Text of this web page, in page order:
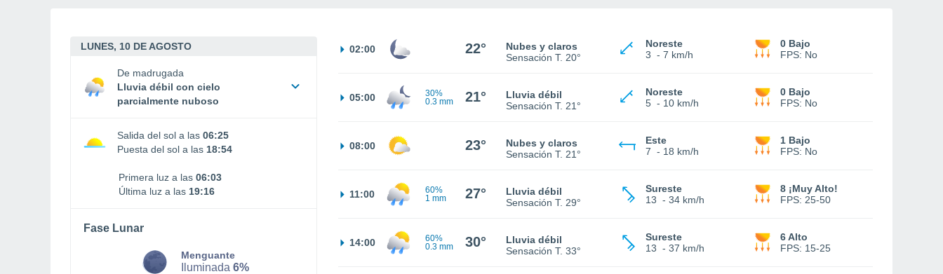
LUNES, 10 DE AGOSTO
De madrugada
Lluvia débil con cielo
parcialmente nuboso
Salida del sol a las 06:25
Puesta del sol a las 18:54
Primera luz a las 06:03
Última luz a las 19:16
Fase Lunar
Menguante
Iluminada 6%
02:00 22°
Nubes y claros
Sensación T. 20°
Noreste
3 - 7 km/h
0 Bajo
FPS: No
05:00
30%
0.3 mm
21°
Lluvia débil
Sensación T. 21°
Noreste
5 - 10 km/h
0 Bajo
FPS: No
08:00 23°
Nubes y claros
Sensación T. 21°
Este
7 - 18 km/h
1 Bajo
FPS: No
11:00
60%
1 mm
27°
Lluvia débil
Sensación T. 29°
Sureste
13 - 34 km/h
8 ¡Muy Alto!
FPS: 25-50
14:00
60%
0.3 mm
30°
Lluvia débil
Sensación T. 33°
Sureste
13 - 37 km/h
6 Alto
FPS: 15-25